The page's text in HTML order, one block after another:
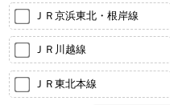
ＪＲ京浜東北・根岸線
ＪＲ川越線
ＪＲ東北本線